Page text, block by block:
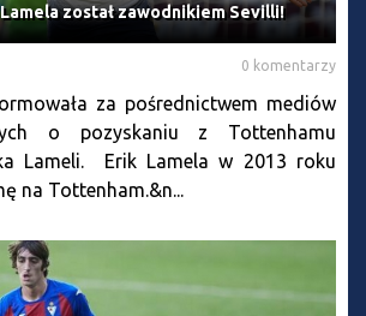
został zawodnikiem Sevilli!
0 komentarzy
za pośrednictwem mediów
o pozyskaniu z Tottenhamu
Lameli. Erik Lamela w 2013 roku
na Tottenham.&n...